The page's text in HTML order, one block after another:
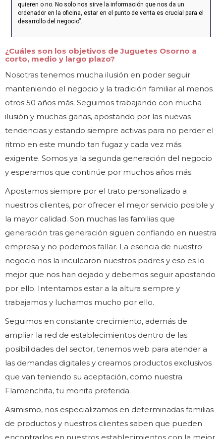
quieren o no. No solo nos sirve la información que nos da un
ordenador en la oficina, estar en el punto de venta es crucial para el
desarrollo del negocio”.
¿Cuáles son los objetivos de Juguetes Osorno a
corto, medio y largo plazo?
Nosotras tenemos mucha ilusión en poder seguir
manteniendo el negocio y la tradición familiar al menos
otros 50 años más. Seguimos trabajando con mucha
ilusión y muchas ganas, apostando por las nuevas
tendencias y estando siempre activas para no perder el
ritmo en este mundo tan fugaz y cada vez más
exigente. Somos ya la segunda generación del negocio
y esperamos que continúe por muchos años más.
Apostamos siempre por el trato personalizado a
nuestros clientes, por ofrecer el mejor servicio posible y
la mayor calidad. Son muchas las familias que
generación tras generación siguen confiando en nuestra
empresa y no podemos fallar. La esencia de nuestro
negocio nos la inculcaron nuestros padres y eso es lo
mejor que nos han dejado y debemos seguir apostando
por ello. Intentamos estar a la altura siempre y
trabajamos y luchamos mucho por ello.
Seguimos en constante crecimiento, además de
ampliar la red de establecimientos dentro de las
posibilidades del sector, tenemos web para atender a
las demandas digitales y creamos productos exclusivos
que van teniendo su aceptación, como nuestra
Flamenchita, tu monita preferida.
Asimismo, nos especializamos en determinadas familias
de productos y nuestros clientes saben que pueden